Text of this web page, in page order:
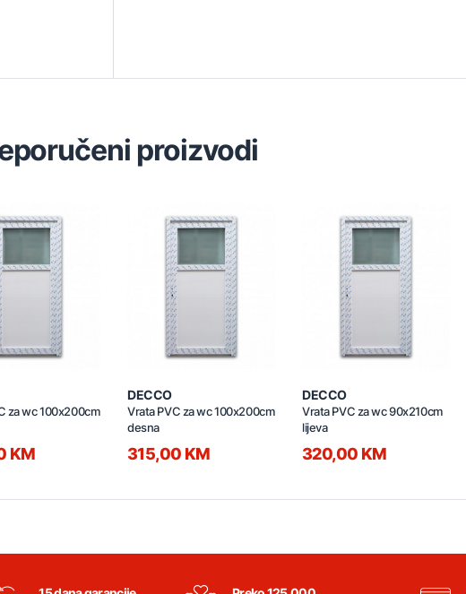
proizvodi
za wc 100x200cm
KM
DECCO
Vrata PVC za wc 100x200cm
desna
315,00 KM
DECCO
Vrata PVC za wc 90x210cm
lijeva
320,00 KM